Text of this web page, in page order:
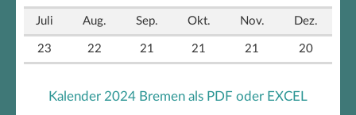
Juli Aug. Sep. Okt. Nov. Dez.
23 22 21 21 21 20
Kalender 2024 Bremen als PDF oder EXCEL